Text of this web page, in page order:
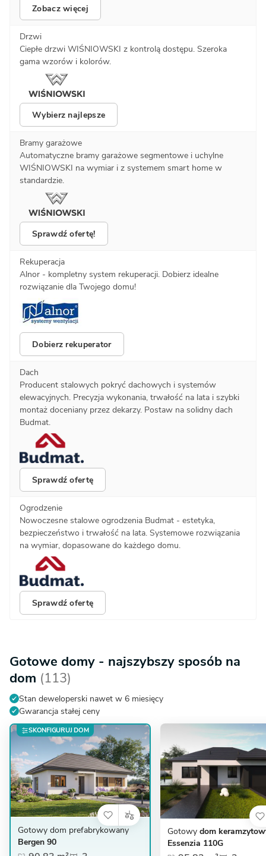
Zobacz więcej
Drzwi
Ciepłe drzwi WIŚNIOWSKI z kontrolą dostępu. Szeroka
gama wzorów i kolorów.
Wybierz najlepsze
Bramy garażowe
Automatyczne bramy garażowe segmentowe i uchylne
WIŚNIOWSKI na wymiar i z systemem smart home w
standardzie.
Sprawdź ofertę!
Rekuperacja
Alnor - kompletny system rekuperacji. Dobierz idealne
rozwiązanie dla Twojego domu!
Dobierz rekuperator
Dach
Producent stalowych pokryć dachowych i systemów
elewacyjnych. Precyzja wykonania, trwałość na lata i szybki
montaż doceniany przez dekarzy. Postaw na solidny dach
Budmat.
Sprawdź ofertę
Ogrodzenie
Nowoczesne stalowe ogrodzenia Budmat - estetyka,
bezpieczeństwo i trwałość na lata. Systemowe rozwiązania
na wymiar, dopasowane do każdego domu.
Sprawdź ofertę
Gotowe domy - najszybszy sposób na
dom (113)
Stan deweloperski nawet w 6 miesięcy
Gwarancja stałej ceny
SKONFIGURUJ DOM
Gotowy dom prefabrykowany
Bergen 90
Gotowy dom
Essenzia 110G